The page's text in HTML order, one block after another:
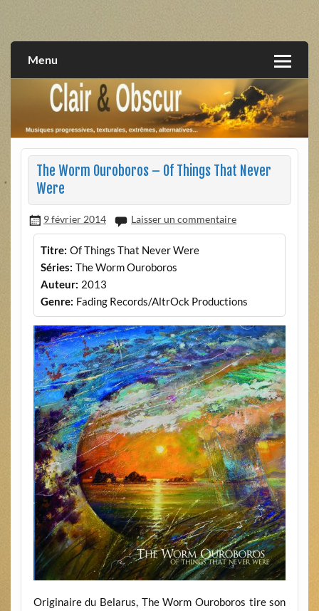
extrêmes, alternatives, texturales
Menu
The Worm Ouroboros – Of Things That Never
Were
9 février 2014 Laisser un commentaire
Titre: Of Things That Never Were
Séries: The Worm Ouroboros
Auteur: 2013
Genre: Fading Records/AltrOck Productions
Originaire du Belarus, The Worm Ouroboros tire son